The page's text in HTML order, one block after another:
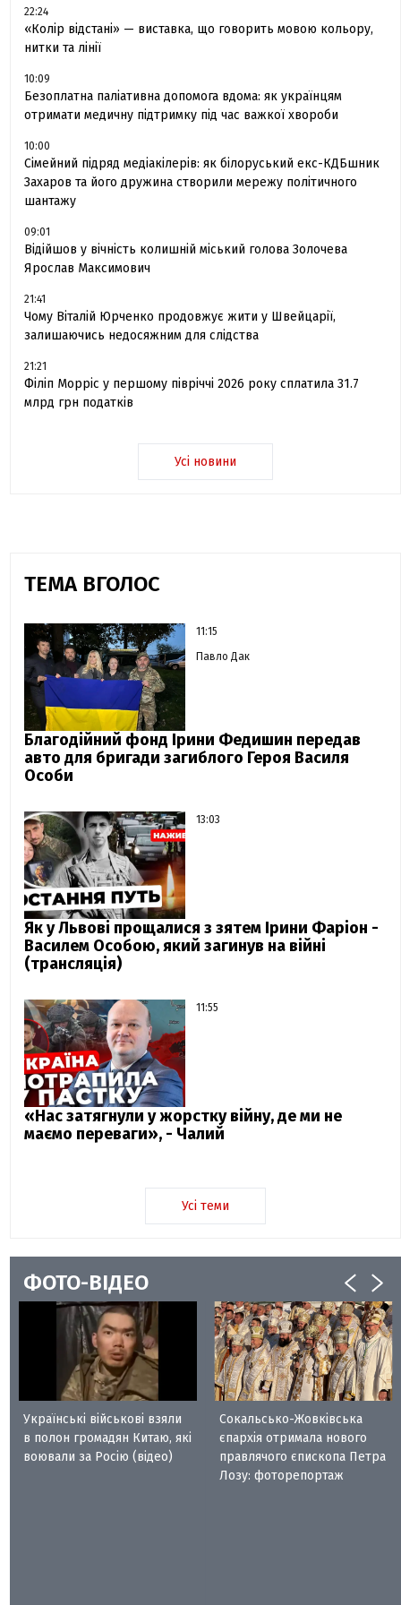
22:24
«Колір відстані» — виставка, що говорить мовою кольору,
нитки та лінії
10:09
Безоплатна паліативна допомога вдома: як українцям
отримати медичну підтримку під час важкої хвороби
10:00
Сімейний підряд медіакілерів: як білоруський екс-КДБшник
Захаров та його дружина створили мережу політичного
шантажу
09:01
Відійшов у вічність колишній міський голова Золочева
Ярослав Максимович
21:41
Чому Віталій Юрченко продовжує жити у Швейцарії,
залишаючись недосяжним для слідства
21:21
Філіп Морріс у першому півріччі 2026 року сплатила 31.7
млрд грн податків
Усі новини
ТЕМА ВГОЛОС
11:15
Павло Дак
Благодійний фонд Ірини Федишин передав
авто для бригади загиблого Героя Василя
Особи
13:03
Як у Львові прощалися з зятем Ірини Фаріон -
Василем Особою, який загинув на війні
(трансляція)
11:55
«Нас затягнули у жорстку війну, де ми не
маємо переваги», - Чалий
Усі теми
ФОТО-ВІДЕО
Українські військові взяли
в полон громадян Китаю, які
воювали за Росію (відео)
Сокальсько-Жовківська
єпархія отримала нового
правлячого єпископа Петра
Лозу: фоторепортаж